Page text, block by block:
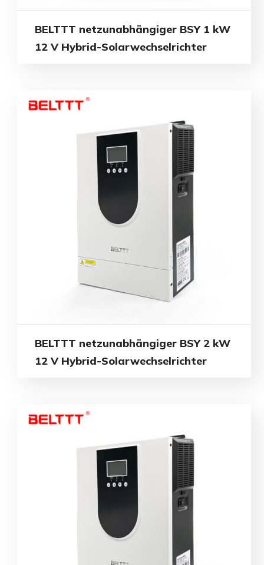
BELTTT netzunabhängiger BSY 1 kW
12 V Hybrid-Solarwechselrichter
BELTTT netzunabhängiger BSY 2 kW
12 V Hybrid-Solarwechselrichter